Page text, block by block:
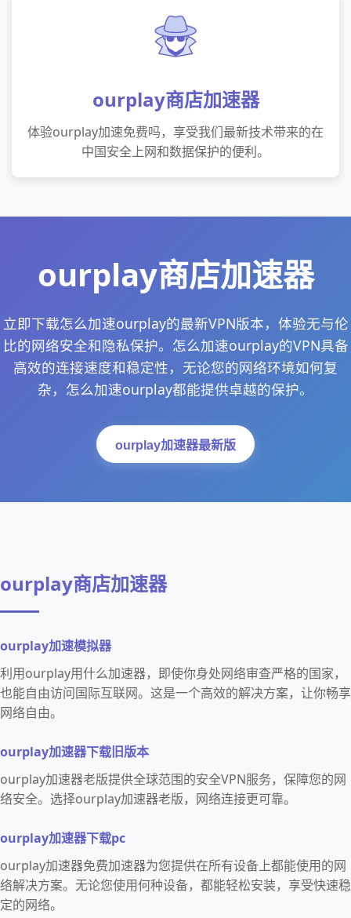
ourplay商店加速器
体验ourplay加速免费吗，享受我们最新技术带来的在
中国安全上网和数据保护的便利。
ourplay商店加速器
立即下载怎么加速ourplay的最新VPN版本，体验无与伦
比的网络安全和隐私保护。怎么加速ourplay的VPN具备
高效的连接速度和稳定性，无论您的网络环境如何复
杂，怎么加速ourplay都能提供卓越的保护。
ourplay加速器最新版
ourplay商店加速器
ourplay加速模拟器
利用ourplay用什么加速器，即使你身处网络审查严格的国家，
也能自由访问国际互联网。这是一个高效的解决方案，让你畅享
网络自由。
ourplay加速器下载旧版本
ourplay加速器老版提供全球范围的安全VPN服务，保障您的网
络安全。选择ourplay加速器老版，网络连接更可靠。
ourplay加速器下载pc
ourplay加速器免费加速器为您提供在所有设备上都能使用的网
络解决方案。无论您使用何种设备，都能轻松安装，享受快速稳
定的网络。